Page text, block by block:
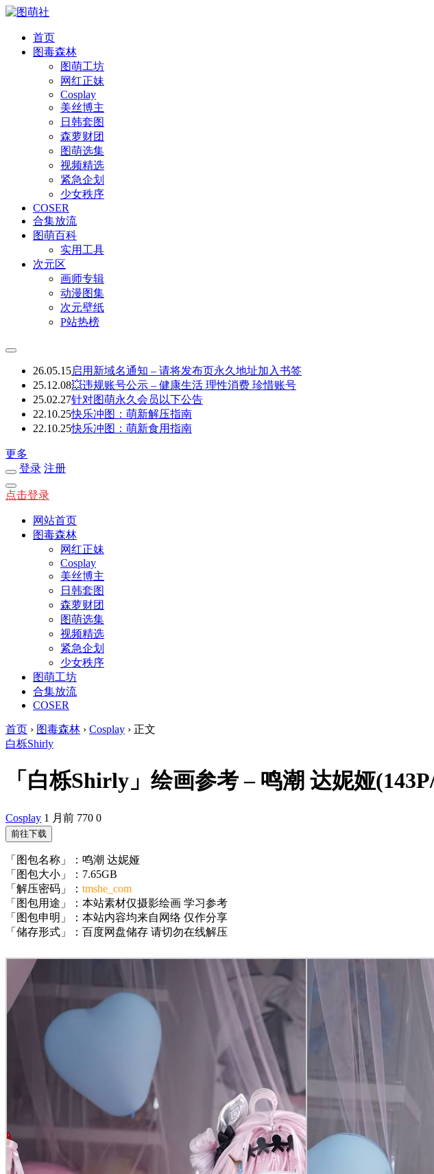
首页
图毒森林
图萌工坊
网红正妹
Cosplay
美丝博主
日韩套图
森萝财团
图萌选集
视频精选
紧急企划
少女秩序
COSER
合集放流
图萌百科
实用工具
次元区
画师专辑
动漫图集
次元壁纸
P站热榜
26.05.15启用新域名通知 – 请将发布页永久地址加入书签
25.12.08💥违规账号公示 – 健康生活 理性消费 珍惜账号
25.02.27针对图萌永久会员以下公告
22.10.25快乐冲图：萌新解压指南
22.10.25快乐冲图：萌新食用指南
更多
登录 注册
点击登录
网站首页
图毒森林
网红正妹
Cosplay
美丝博主
日韩套图
森萝财团
图萌选集
视频精选
紧急企划
少女秩序
图萌工坊
合集放流
COSER
首页 › 图毒森林 › Cosplay › 正文
白栎Shirly
「白栎Shirly」绘画参考 – 鸣潮 达妮娅
Cosplay 1 月前 770 0
前往下载
「图包名称」：鸣潮 达妮娅
「图包大小」：7.65GB
「解压密码」： tmshe_com
「图包用途」：本站素材仅摄影绘画 学习参考
「图包申明」：本站内容均来自网络 仅作分享
「储存形式」：百度网盘储存 请切勿在线解压